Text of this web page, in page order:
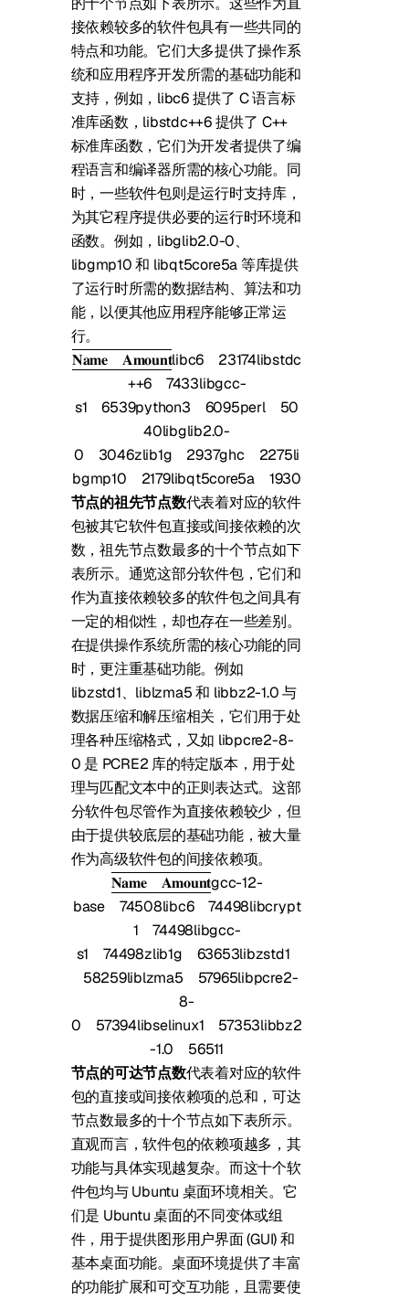
接依赖较多的软件包具有一些共同的
特点和功能。它们大多提供了操作系
统和应用程序开发所需的基础功能和
支持，例如，libc6 提供了 C 语言标
准库函数，libstdc++6 提供了 C++
标准库函数，它们为开发者提供了编
程语言和编译器所需的核心功能。同
时，一些软件包则是运行时支持库，
为其它程序提供必要的运行时环境和
函数。例如，libglib2.0-0、
libgmp10 和 libqt5core5a 等库提供
了运行时所需的数据结构、算法和功
能，以便其他应用程序能够正常运
行。
𝐍𝐚𝐦𝐞
𝐀𝐦𝐨𝐮𝐧𝐭libc6 23174libstdc
++6
7433libgcc-
s1
6539python3 6095perl
50
40libglib2.0-
0
3046zlib1g 2937ghc 2275li
bgmp10
2179libqt5core5a
1930
节点的祖先节点数代表着对应的软件
包被其它软件包直接或间接依赖的次
数，祖先节点数最多的十个节点如下
表所示。通览这部分软件包，它们和
作为直接依赖较多的软件包之间具有
一定的相似性，却也存在一些差别。
在提供操作系统所需的核心功能的同
时，更注重基础功能。例如
libzstd1、liblzma5 和 libbz2-1.0 与
数据压缩和解压缩相关，它们用于处
理各种压缩格式，又如 libpcre2-8-
0 是 PCRE2 库的特定版本，用于处
理与匹配文本中的正则表达式。这部
分软件包尽管作为直接依赖较少，但
由于提供较底层的基础功能，被大量
作为高级软件包的间接依赖项。
𝐍𝐚𝐦𝐞
𝐀𝐦𝐨𝐮𝐧𝐭gcc-12-
base
74508libc6 74498libcrypt
1
74498libgcc-
s1
74498zlib1g 63653libzstd1
58259liblzma5 57965libpcre2-
8-
0
57394libselinux1 57353libbz2
-1.0
56511
节点的可达节点数代表着对应的软件
包的直接或间接依赖项的总和，可达
节点数最多的十个节点如下表所示。
直观而言，软件包的依赖项越多，其
功能与具体实现越复杂。而这十个软
件包均与 Ubuntu 桌面环境相关。它
们是 Ubuntu 桌面的不同变体或组
件，用于提供图形用户界面 (GUI) 和
基本桌面功能。桌面环境提供了丰富
的功能扩展和可交互功能，且需要使